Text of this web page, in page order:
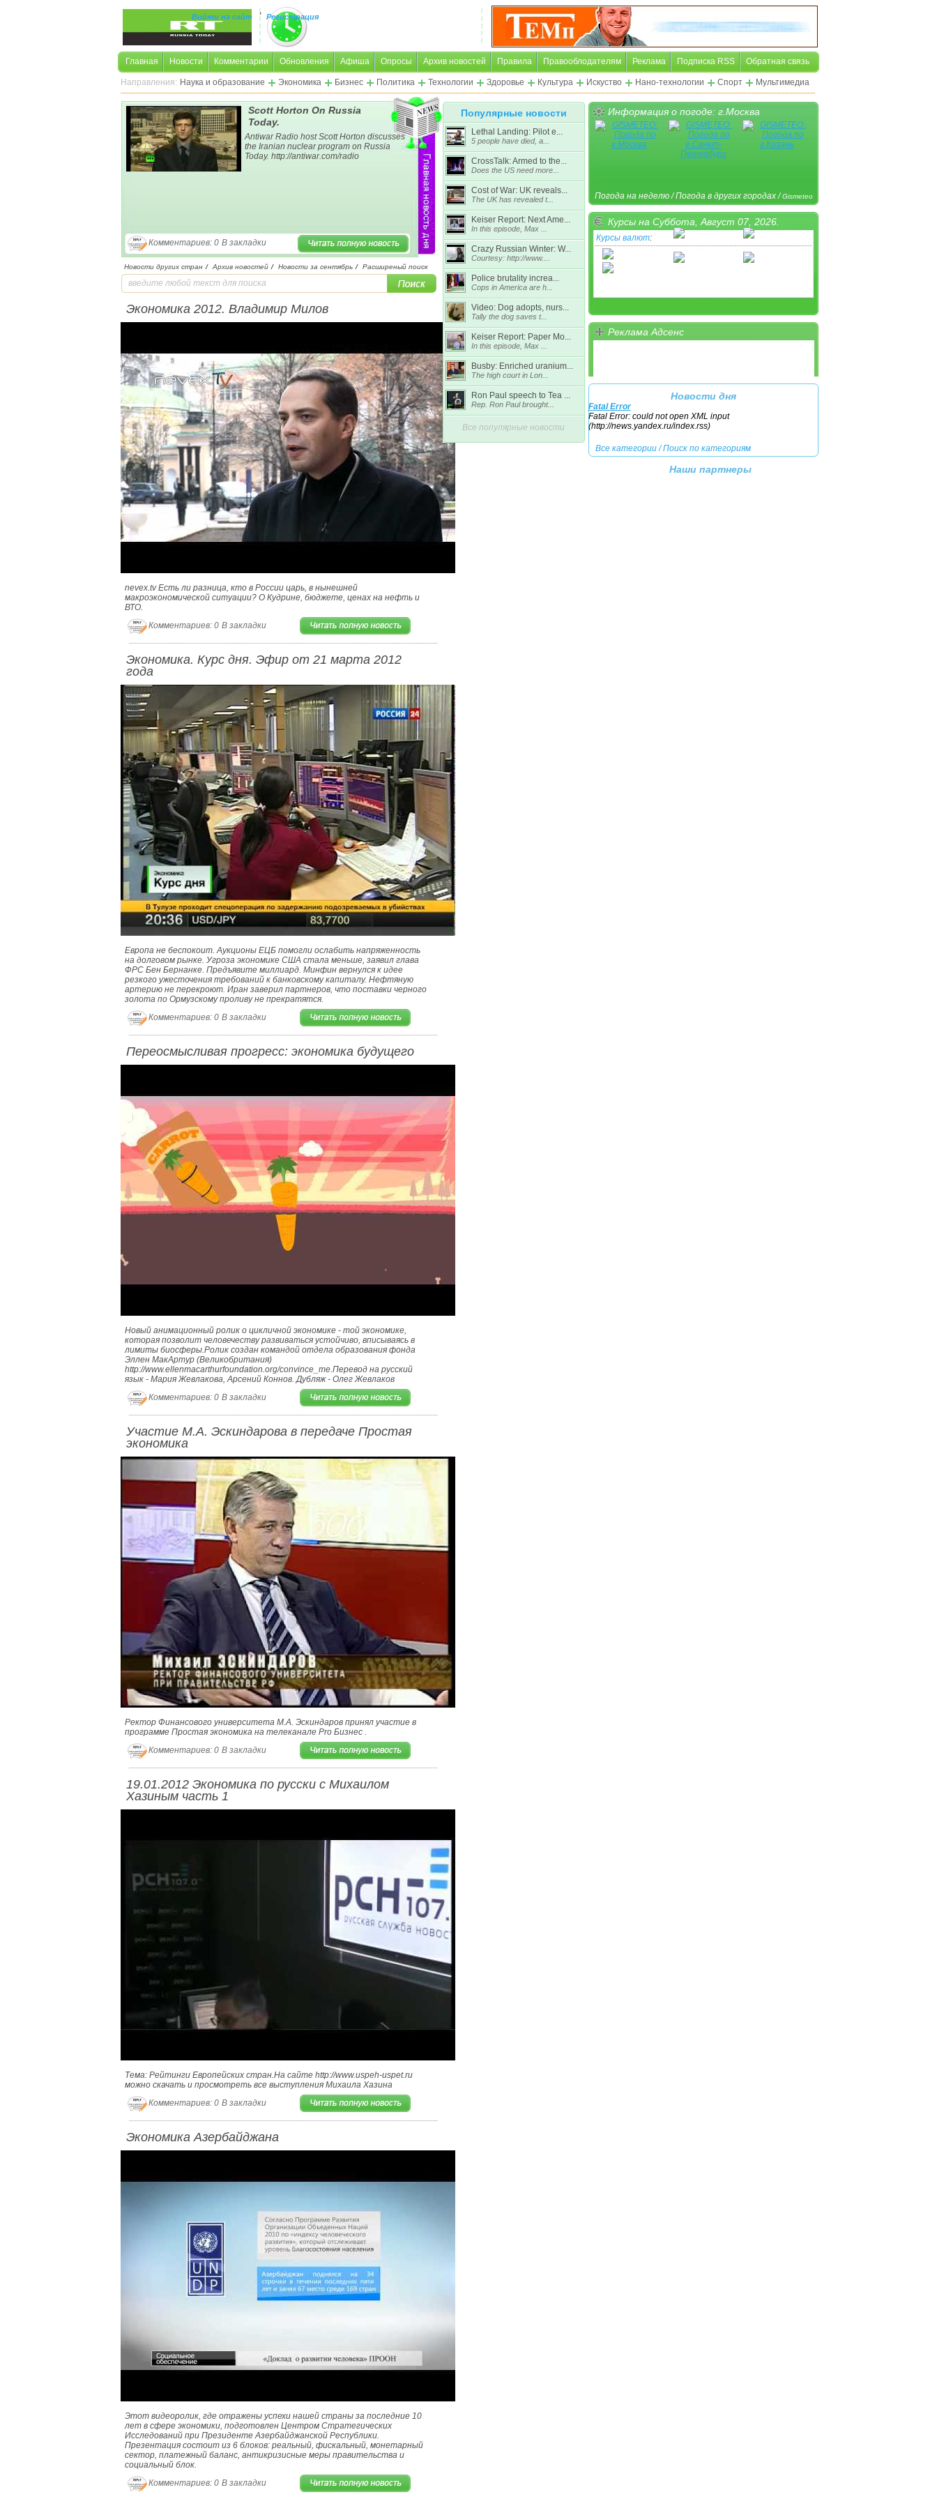
,
Войти на сайт Регистрация
Главная Новости Комментарии Обновления Афиша Опросы Архив новостей Правила Правооблодателям Реклама Подписка RSS Обратная связь
Направления: Наука и образование Экономика Бизнес Политика Технологии Здоровье Культура Искуство Нано-технологии Спорт Мультимедиа
Scott Horton On Russia
Today.
Antiwar Radio host Scott Horton discusses
the Iranian nuclear program on Russia
Today. http://antiwar.com/radio
Комментариев: 0 В закладки
Новости других стран / Архив новостей / Новости за сентябрь / Расширеный поиск
Экономика 2012. Владимир Милов
nevex.tv Есть ли разница, кто в России царь, в нынешней
макроэкономической ситуации? О Кудрине, бюджете, ценах на нефть и
ВТО.
Комментариев: 0 В закладки
Экономика. Курс дня. Эфир от 21 марта 2012
года
Европа не беспокоит. Аукционы ЕЦБ помогли ослабить напряженность
на долговом рынке. Угроза экономике США стала меньше, заявил глава
ФРС Бен Бернанке. Предъявите миллиард. Минфин вернулся к идее
резкого ужесточения требований к банковскому капиталу. Нефтяную
артерию не перекроют. Иран заверил партнеров, что поставки черного
золота по Ормузскому проливу не прекратятся.
Комментариев: 0 В закладки
Переосмысливая прогресс: экономика будущего
Новый анимационный ролик о цикличной экономике - той экономике,
которая позволит человечеству развиваться устойчиво, вписываясь в
лимиты биосферы.Ролик создан командой отдела образования фонда
Эллен МакАртур (Великобритания)
http://www.ellenmacarthurfoundation.org/convince_me.Перевод на русский
язык - Мария Жевлакова, Арсений Коннов. Дубляж - Олег Жевлаков
Комментариев: 0 В закладки
Участие М.А. Эскиндарова в передаче Простая
экономика
Ректор Финансового университета М.А. Эскиндаров принял участие в
программе Простая экономика на телеканале Pro Бизнес .
Комментариев: 0 В закладки
19.01.2012 Экономика по русски с Михаилом
Хазиным часть 1
Тема: Рейтинги Европейских стран.На сайте http://www.uspeh-uspet.ru
можно скачать и просмотреть все выступления Михаила Хазина
Комментариев: 0 В закладки
Экономика Азербайджана
Этот видеоролик, где отражены успехи нашей страны за последние 10
лет в сфере экономики, подготовлен Центром Стратегических
Исследований при Президенте Азербайджанской Республики.
Презентация состоит из 6 блоков: реальный, фискальный, монетарный
сектор, платежный баланс, антикризисные меры правительства и
социальный блок.
Комментариев: 0 В закладки
Популярные новости
Lethal Landing: Pilot e...
5 people have died, a...
CrossTalk: Armed to the...
Does the US need more...
Cost of War: UK reveals...
The UK has revealed t...
Keiser Report: Next Ame...
In this episode, Max ...
Crazy Russian Winter: W...
Courtesy: http://www....
Police brutality increa...
Cops in America are h...
Video: Dog adopts, nurs...
Tally the dog saves t...
Keiser Report: Paper Mo...
In this episode, Max ...
Busby: Enriched uranium...
The high court in Lon...
Ron Paul speech to Tea ...
Rep. Ron Paul brought...
Все популярные новости
Информация о погоде: г.Москва
Погода на неделю/Погода в других городах/Gismeteo
Курсы на Суббота, Август 07, 2026.
Курсы валют:
Реклама Адсенс
Новости дня
Fatal Error
Fatal Error: could not open XML input
(http://news.yandex.ru/index.rss)
Все категории/Поиск по категориям
Наши партнеры